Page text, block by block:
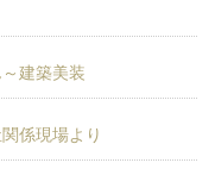
建築美装
係現場より